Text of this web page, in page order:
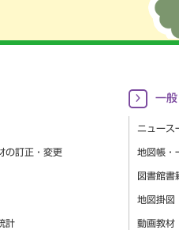
の訂正・変更
計
一
ニュース
地図帳・
図書館書
地図掛図
動画教材